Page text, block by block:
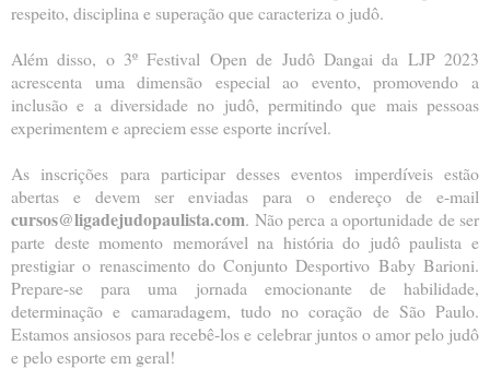
respeito, disciplina e superação que caracteriza o judô.
Além disso, o 3º Festival Open de Judô Dangai da LJP 2023
acrescenta uma dimensão especial ao evento, promovendo a
inclusão e a diversidade no judô, permitindo que mais pessoas
experimentem e apreciem esse esporte incrível.
As inscrições para participar desses eventos imperdíveis estão
abertas e devem ser enviadas para o endereço de e-mail
cursos@ligadejudopaulista.com. Não perca a oportunidade de ser
parte deste momento memorável na história do judô paulista e
prestigiar o renascimento do Conjunto Desportivo Baby Barioni.
Prepare-se para uma jornada emocionante de habilidade,
determinação e camaradagem, tudo no coração de São Paulo.
Estamos ansiosos para recebê-los e celebrar juntos o amor pelo judô
e pelo esporte em geral!